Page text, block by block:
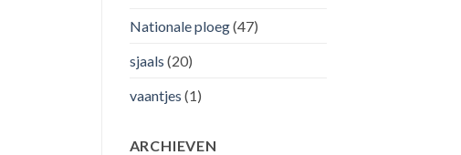
Nationale ploeg(47)
sjaals (20)
vaantjes (1)
ARCHIEVEN